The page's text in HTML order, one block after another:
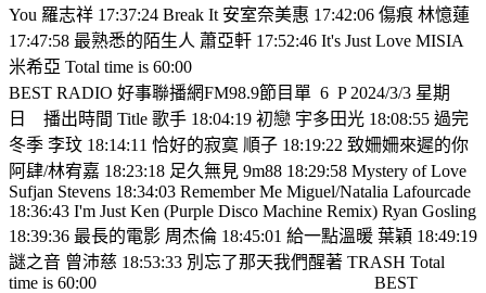
You 羅志祥 17:37:24 Break It 安室奈美惠 17:42:06 傷痕 林憶蓮
17:47:58 最熟悉的陌生人 蕭亞軒 17:52:46 It's Just Love MISIA
米希亞 Total time is 60:00
BEST RADIO 好事聯播網FM98.9節目單 6 P 2024/3/3 星期
日
播出時間 Title 歌手 18:04:19 初戀 宇多田光 18:08:55 過完
冬季 李玟 18:14:11 恰好的寂寞 順子 18:19:22 致姍姍來遲的你
阿肆/林宥嘉 18:23:18 足久無見 9m88 18:29:58 Mystery of Love
Sufjan Stevens 18:34:03 Remember Me Miguel/Natalia Lafourcade
18:36:43 I'm Just Ken (Purple Disco Machine Remix) Ryan Gosling
18:39:36 最長的電影 周杰倫 18:45:01 給一點溫暖 葉穎 18:49:19
謎之音 曾沛慈 18:53:33 別忘了那天我們醒著 TRASH Total
time is 60:00
BEST